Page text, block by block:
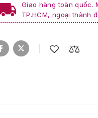
Giao hàng toàn quốc.
TP.HCM, ngoại thành